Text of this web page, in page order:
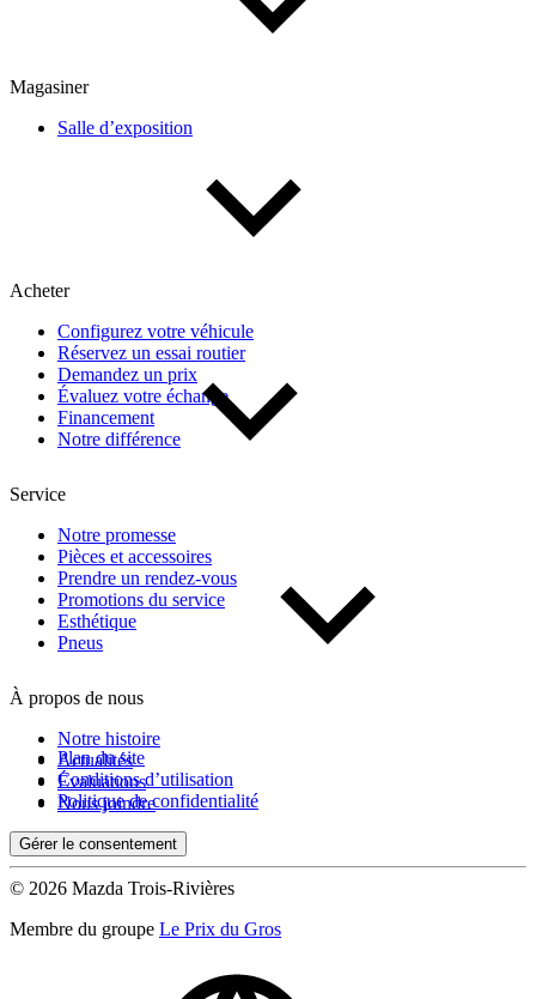
Magasiner
Salle d’exposition
Acheter
Configurez votre véhicule
Réservez un essai routier
Demandez un prix
Évaluez votre échange
Financement
Notre différence
Service
Notre promesse
Pièces et accessoires
Prendre un rendez-vous
Promotions du service
Esthétique
Pneus
À propos de nous
Notre histoire
Actualités
Évaluations
Nous joindre
Plan du site
Conditions d’utilisation
Politique de confidentialité
Gérer le consentement
© 2026 Mazda Trois-Rivières
Membre du groupe Le Prix du Gros